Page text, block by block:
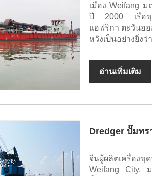
เมือง Weifang
ปี 2000 เรือขุด
แอฟริกา ตะวันออ
หวังเป็นอย่างยิ่ง
อ่านเพิ่มเติม
Dredger ปั๊มทร
จีนผู้ผลิตเครื่องขุ
Weifang City,